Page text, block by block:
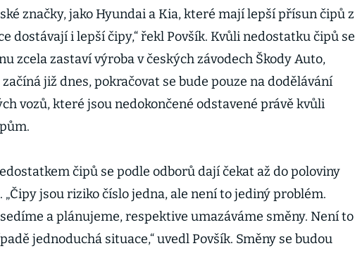
značky, jako Hyundai a Kia, které mají lepší přísun čipů z
dostávají i lepší čipy,“ řekl Povšík. Kvůli nedostatku čipů se
zcela zastaví výroba v českých závodech Škody Auto,
již dnes, pokračovat se bude pouze na dodělávání
vozů, které jsou nedokončené odstavené právě kvůli
čipů se podle odborů dají čekat až do poloviny
jsou riziko číslo jedna, ale není to jediný problém.
a plánujeme, respektive umazáváme směny. Není to
jednoduchá situace,“ uvedl Povšík. Směny se budou